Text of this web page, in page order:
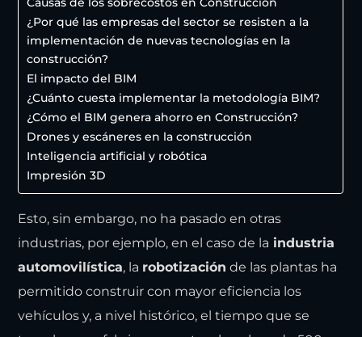
¿Por qué las empresas del sector se resisten a la
implementación de nuevas tecnologías en la
construcción?
El impacto del BIM
¿Cuánto cuesta implementar la metodología BIM?
¿Cómo el BIM genera ahorro en Construcción?
Drones y escáneres en la construcción
Inteligencia artificial y robótica
Impresión 3D
Esto, sin embargo, no ha pasado en otras
industrias, por ejemplo, en el caso de la industria
automovilística, la robotización de las plantas ha
permitido construir con mayor eficiencia los
vehículos y, a nivel histórico, el tiempo que se